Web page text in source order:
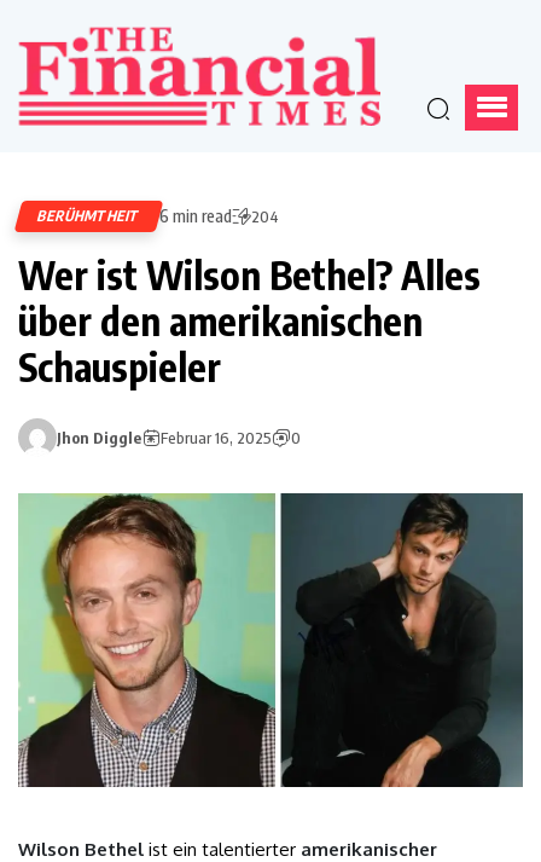
BERÜHMTHEIT 6 min read 204
Wer ist Wilson Bethel? Alles
über den amerikanischen
Schauspieler
Jhon Diggle Februar 16, 2025 0
Wilson Bethel ist ein talentierter amerikanischer